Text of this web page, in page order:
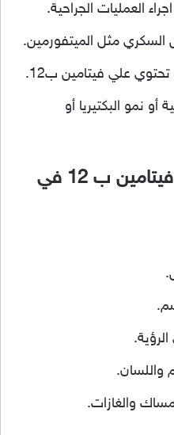
العمليات الجراحية.
مثل الميتفورمين.
علي فيتامين ب12.
نمو البكتيريا أو
اعراض وعلامات نقص فيتامين ب 12 في
واللسان.
والغازات.